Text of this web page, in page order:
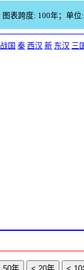
图表跨度: 100年；单
战国 秦 西汉 新 东汉 三